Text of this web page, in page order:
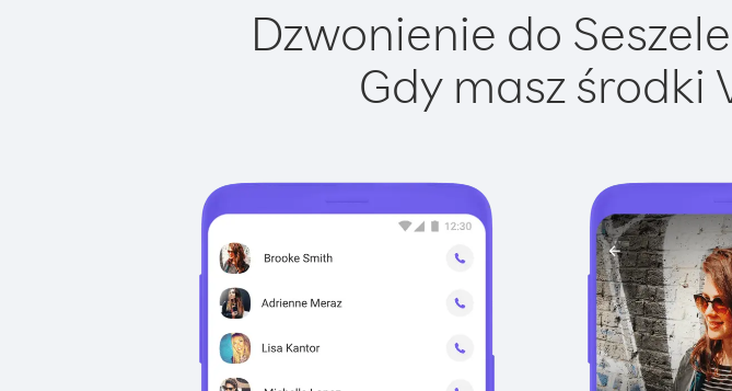
Dzwonienie do
Gdy masz środki